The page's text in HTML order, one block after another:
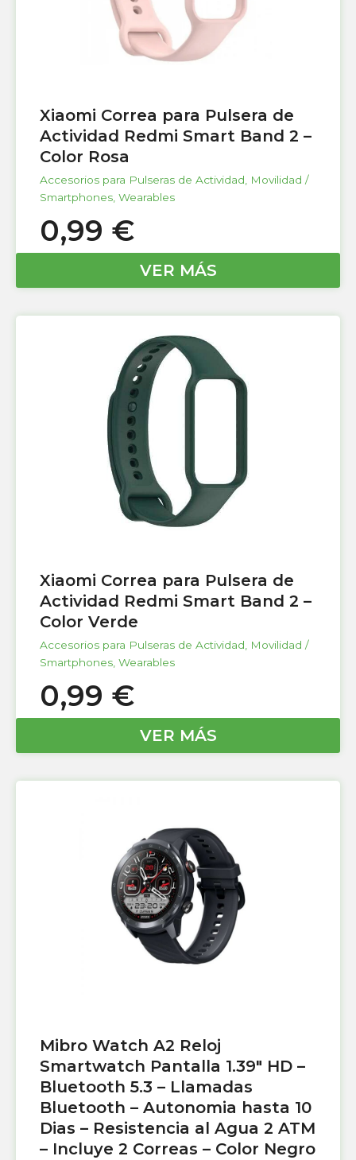
Xiaomi Correa para Pulsera de
Actividad Redmi Smart Band 2 –
Color Rosa
Accesorios para Pulseras de Actividad
Movilidad /
Smartphones Wearables
0,99 €
VER MÁS
Xiaomi Correa para Pulsera de
Actividad Redmi Smart Band 2 –
Color Verde
Accesorios para Pulseras de Actividad, Movilidad /
Smartphones, Wearables
0,99 €
VER MÁS
Mibro Watch A2 Reloj
Smartwatch Pantalla 1.39″ HD –
Bluetooth 5.3 – Llamadas
Bluetooth – Autonomia hasta 10
Dias – Resistencia al Agua 2 ATM
– Incluye 2 Correas – Color Negro